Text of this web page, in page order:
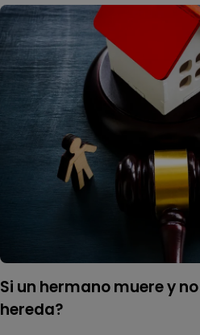
si un hermano muere y no tiene hijos ¿Quién
hereda?